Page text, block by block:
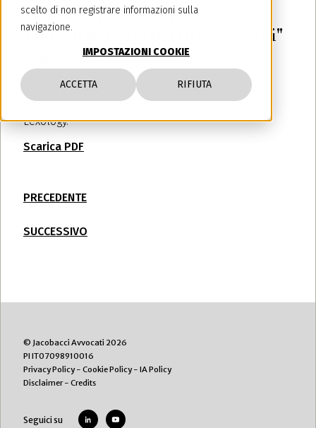
scelto di non registrare informazioni sulla
navigazione.
IMPOSTAZIONI COOKIE
ACCETTA RIFIUTA
Newsletter Lexology: "Louis
Vuitton perde la partita a scacchi"
8 novembre 2022
Potete leggere
il nostro ultimo articolo
pubblicato questa mattina sulla newsletter di
Lexology.
Scarica PDF
PRECEDENTE
SUCCESSIVO
© Jacobacci Avvocati 2026
PI IT07098910016
Privacy Policy- Cookie Policy- IA Policy
Disclaimer- Credits
Seguici su